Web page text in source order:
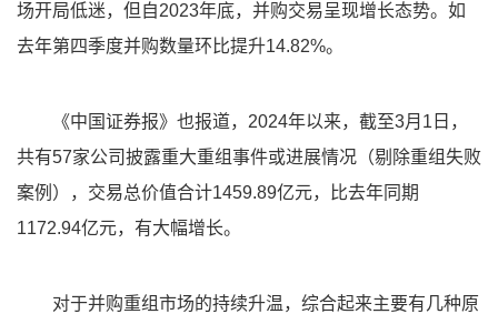
场开局低迷，但自2023年底，并购交易呈现增长态势。如
去年第四季度并购数量环比提升14.82%。
《中国证券报》也报道，2024年以来，截至3月1日，
共有57家公司披露重大重组事件或进展情况（剔除重组失败
案例），交易总价值合计1459.89亿元，比去年同期
1172.94亿元，有大幅增长。
对于并购重组市场的持续升温，综合起来主要有几种原